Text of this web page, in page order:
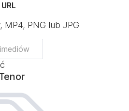
PNG lub JPG